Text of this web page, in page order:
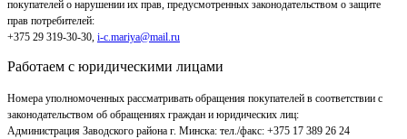
покупателей о нарушении их прав, предусмотренных законодательством о защите
прав потребителей:
+375 29 319-30-30, i-c.mariya@mail.ru
Работаем с юридическими лицами
Номера уполномоченных рассматривать обращения покупателей в соответствии с
законодательством об обращениях граждан и юридических лиц:
Администрация Заводского района г. Минска: тел./факс: +375 17 389 26 24